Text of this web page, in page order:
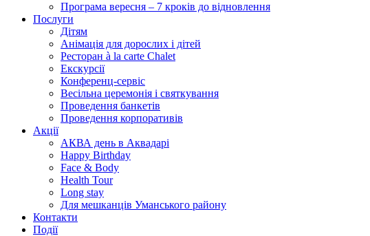
Програма вересня – 7 кроків до відновлення
Послуги
Дітям
Анімація для дорослих і дітей
Ресторан à la carte Chalet
Екскурсії
Конференц-сервіс
Весільна церемонія і святкування
Проведення банкетів
Проведення корпоративів
Акції
АКВА день в Аквадарі
Happy Birthday
Face & Body
Health Tour
Long stay
Для мешканців Уманського району
Контакти
Події